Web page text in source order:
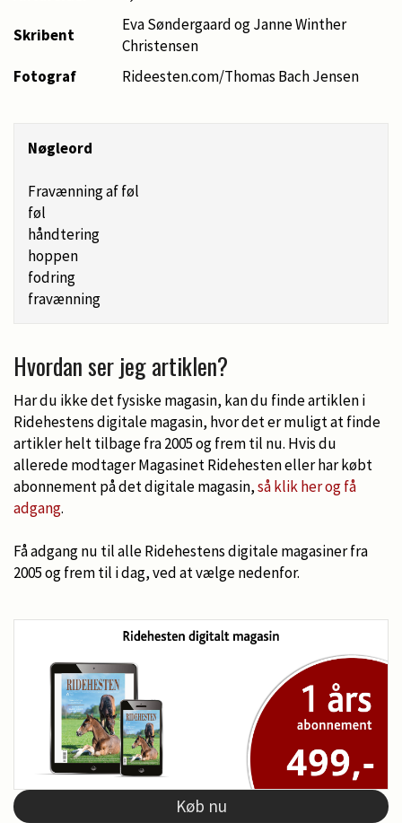
Skribent
Eva Søndergaard og Janne Winther
Christensen
Fotograf
Rideesten.com/Thomas Bach Jensen
Nøgleord
Fravænning af føl
føl
håndtering
hoppen
fodring
fravænning
Hvordan ser jeg artiklen?
Har du ikke det fysiske magasin, kan du finde artiklen i
Ridehestens digitale magasin, hvor det er muligt at finde
artikler helt tilbage fra 2005 og frem til nu. Hvis du
allerede modtager Magasinet Ridehesten eller har købt
abonnement på det digitale magasin,så klik her og få
adgang.
Få adgang nu til alle Ridehestens digitale magasiner fra
2005 og frem til i dag, ved at vælge nedenfor.
Køb nu